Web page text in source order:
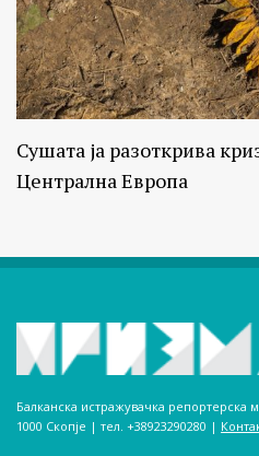
Сушата ја разоткрива
Централна Европа
Балканска истражувачка
1000 Скопје | тел. +38923290280­ |